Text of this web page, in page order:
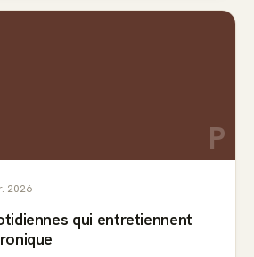
P
2026
qui entretiennent